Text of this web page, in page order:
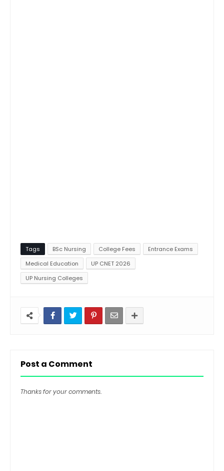
Tags BSc Nursing College Fees
Entrance Exams
Medical Education
UP CNET 2026
UP Nursing Colleges
Post a Comment
Thanks for your comments.